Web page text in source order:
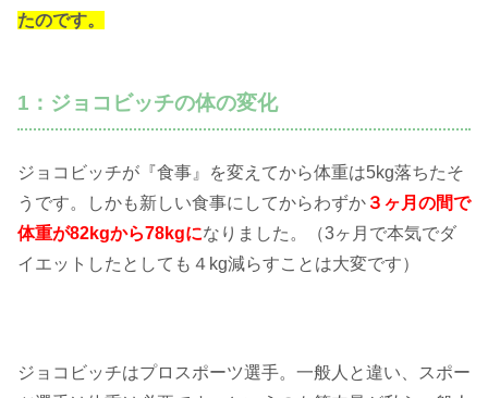
たのです。
1：ジョコビッチの体の変化
ジョコビッチが『食事』を変えてから体重は5kg落ちたそ
うです。しかも新しい食事にしてからわずか ３ヶ月の間で
体重が82kgから78kgになりました。（3ヶ月で本気でダ
イエットしたとしても４kg減らすことは大変です）
ジョコビッチはプロスポーツ選手。一般人と違い、スポー